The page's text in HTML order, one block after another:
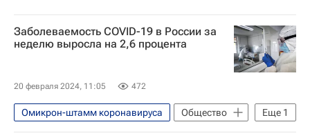
Заболеваемость COVID-19 в России за
неделю выросла на 2,6 процента
20 февраля 2024, 11:05 472
Еще 1
Омикрон-штамм коронавируса
Общество
Россия